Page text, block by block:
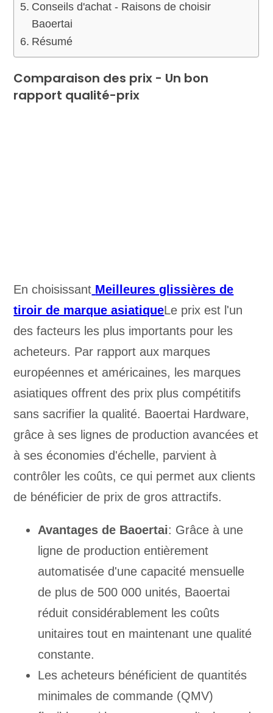
Conseils d'achat - Raisons de choisir
Baoertai
Résumé
Comparaison des prix - Un bon
rapport qualité-prix
En choisissant Meilleures glissières de
tiroir de marque asiatiqueLe prix est l'un
des facteurs les plus importants pour les
acheteurs. Par rapport aux marques
européennes et américaines, les marques
asiatiques offrent des prix plus compétitifs
sans sacrifier la qualité. Baoertai Hardware,
grâce à ses lignes de production avancées et
à ses économies d'échelle, parvient à
contrôler les coûts, ce qui permet aux clients
de bénéficier de prix de gros attractifs.
Avantages de Baoertai: Grâce à une
ligne de production entièrement
automatisée d'une capacité mensuelle
de plus de 500 000 unités, Baoertai
réduit considérablement les coûts
unitaires tout en maintenant une qualité
constante.
Les acheteurs bénéficient de quantités
minimales de commande (QMV)